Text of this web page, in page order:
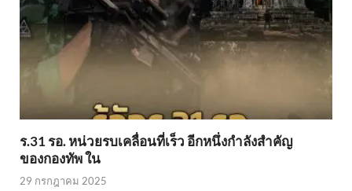
ร.31 รอ. หน่วยรบเคลื่อนที่เร็ว อีกหนึ่งกำลังสำคัญ
ของกองทัพ ใน
29 กรกฎาคม 2025